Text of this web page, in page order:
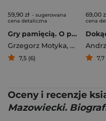
59,90 zł - sugerowana
cena detaliczna
Gry pamięcią. O polityce historycznej, Polsce, Ukrainie i Rosji
Grzegorz Motyka, Andrzej
7,5 (6)
69,00
cena
7,7
Oceny i recenzje
Mazowiecki.